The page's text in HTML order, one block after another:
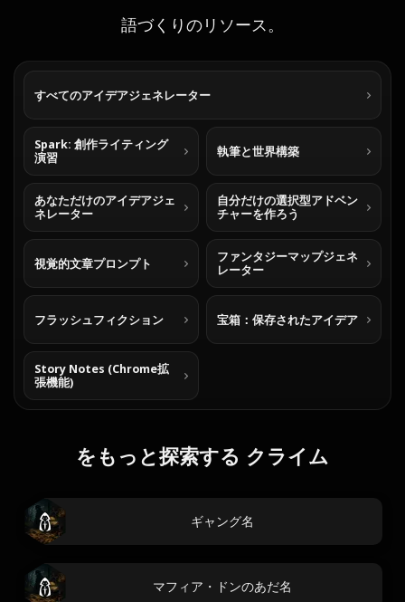
語づくりのリソース。
すべてのアイデアジェネレーター
Spark: 創作ライティング
演習
執筆と世界構築
あなただけのアイデアジェ
ネレーター
自分だけの選択型アドベン
チャーを作ろう
視覚的文章プロンプト
ファンタジーマップジェネ
レーター
フラッシュフィクション 宝箱：保存されたアイデア
Story Notes (Chrome拡
張機能)
をもっと探索する クライム
ギャング名
マフィア・ドンのあだ名